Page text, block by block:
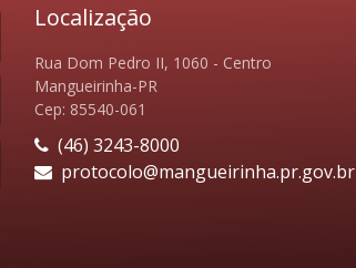
Localização
Rua Dom Pedro II, 1060 - Centro
Mangueirinha-PR
Cep: 85540-061
(46) 3243-8000
protocolo@mangueirinha.pr.gov.br